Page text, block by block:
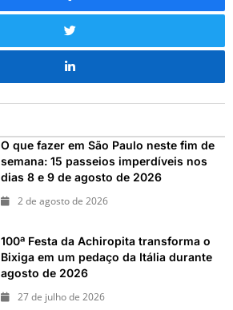
O que fazer em São Paulo neste fim de
semana: 15 passeios imperdíveis nos
dias 8 e 9 de agosto de 2026
2 de agosto de 2026
100ª Festa da Achiropita transforma o
Bixiga em um pedaço da Itália durante
agosto de 2026
27 de julho de 2026